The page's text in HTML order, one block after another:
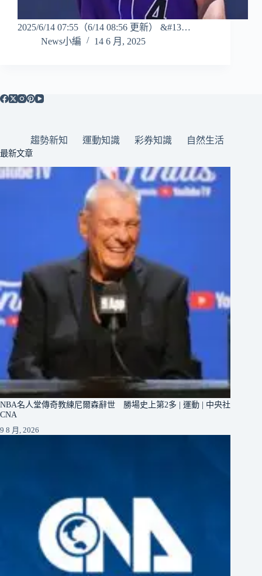
2025/6/14 07:55（6/14 08:56 更新） &#13…
News小編
14 6 月, 2025
趨勢新知 運動知識 彩券知識 自然生活
最新文章
NBA名人堂傳奇教練尼爾森辭世 勝場史上第2多 | 運動 | 中央社
CNA
9 8 月, 2026